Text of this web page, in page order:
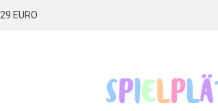
EURO